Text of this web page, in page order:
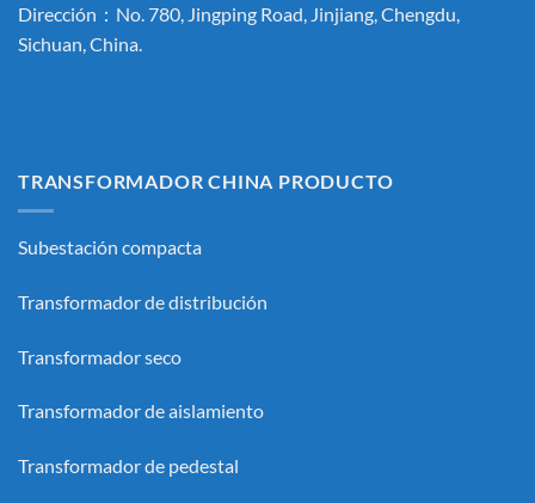
Dirección：No. 780, Jingping Road, Jinjiang, Chengdu,
Sichuan, China.
TRANSFORMADOR CHINA PRODUCTO
Subestación compacta
Transformador de distribución
Transformador seco
Transformador de aislamiento
Transformador de pedestal